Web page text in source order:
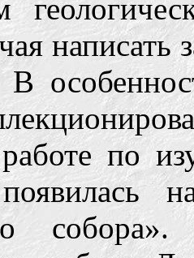
написать
В
по
появилась